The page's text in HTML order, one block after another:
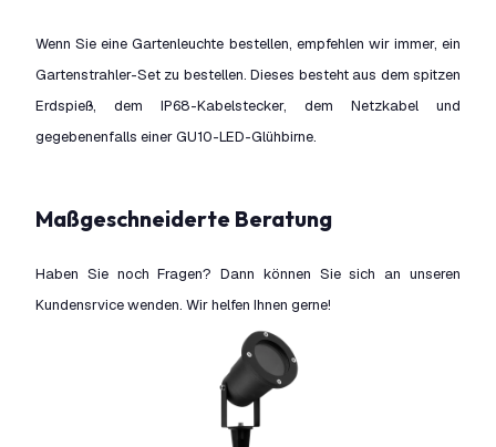
Wenn Sie eine Gartenleuchte bestellen, empfehlen wir immer, ein
Gartenstrahler-Set zu bestellen. Dieses besteht aus dem spitzen
Erdspieß, dem IP68-Kabelstecker, dem Netzkabel und
gegebenenfalls einer GU10-LED-Glühbirne.
Maßgeschneiderte Beratung
Haben Sie noch Fragen? Dann können Sie sich an unseren
Kundensrvice wenden. Wir helfen Ihnen gerne!